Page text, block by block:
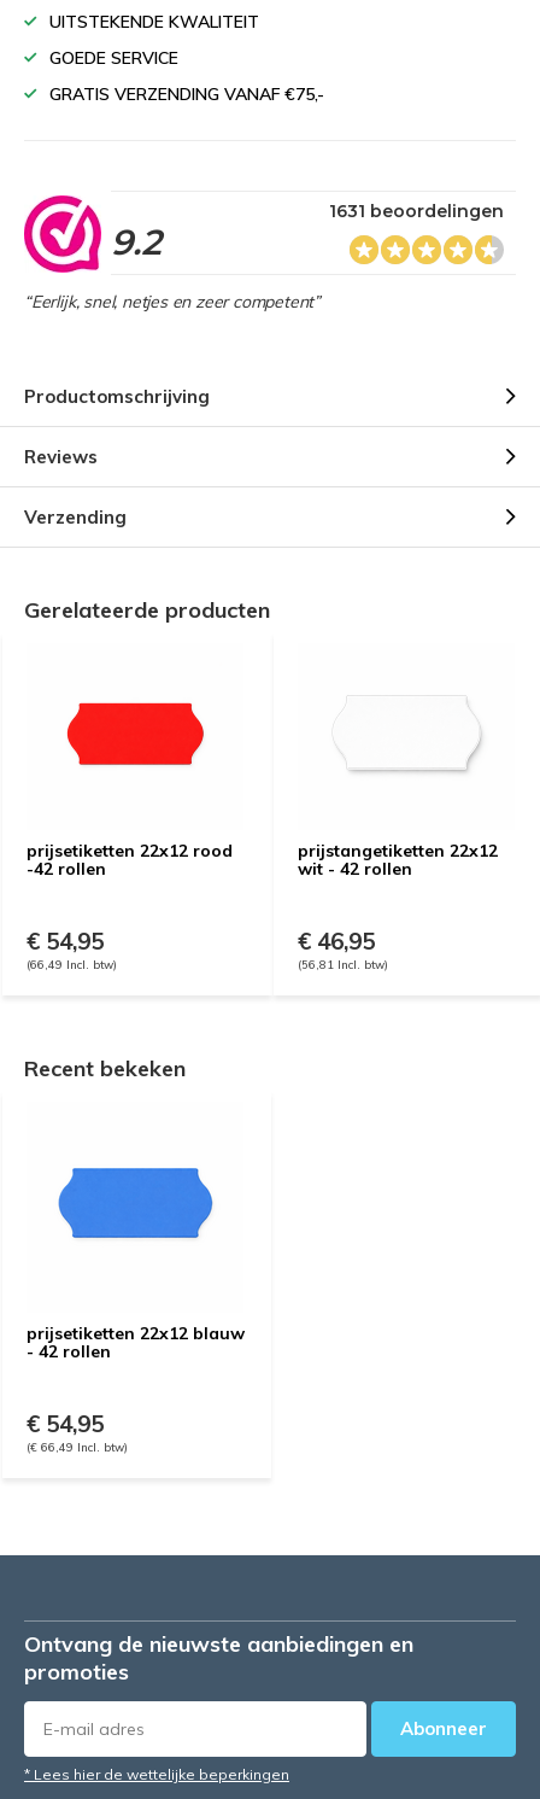
UITSTEKENDE KWALITEIT
GOEDE SERVICE
GRATIS VERZENDING VANAF €75,-
9.2
1631 beoordelingen
“Eerlijk, snel, netjes en zeer competent”
Productomschrijving
Reviews
Verzending
Gerelateerde producten
prijsetiketten 22x12 rood
-42 rollen
€ 54,95
(66,49 Incl. btw)
prijstangetiketten 22x12
wit - 42 rollen
€ 46,95
(56,81 Incl. btw)
Recent bekeken
prijsetiketten 22x12 blauw
- 42 rollen
€ 54,95
(€ 66,49 Incl. btw)
Ontvang de nieuwste aanbiedingen en
promoties
Abonneer
* Lees hier de wettelijke beperkingen